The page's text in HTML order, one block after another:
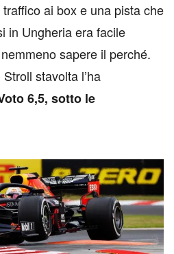
ai box e una pista che
in Ungheria era facile
sapere il perché.
stavolta l’ha
6,5, sotto le